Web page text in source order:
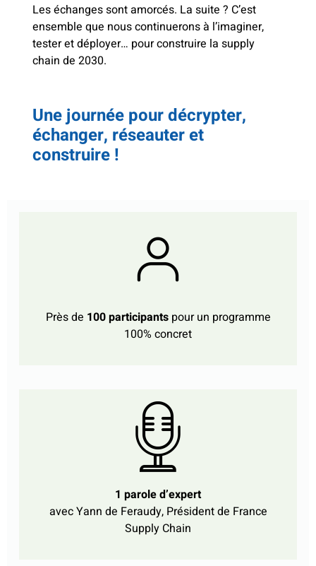
Les échanges sont amorcés. La suite ? C’est
ensemble que nous continuerons à l’imaginer,
tester et déployer… pour construire la supply
chain de 2030.
Une journée pour décrypter,
échanger, réseauter et
construire !
Près de 100 participants pour un programme
100% concret
1 parole d’expert
avec Yann de Feraudy, Président de France
Supply Chain